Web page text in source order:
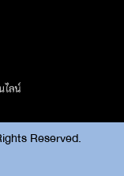
Reserved.